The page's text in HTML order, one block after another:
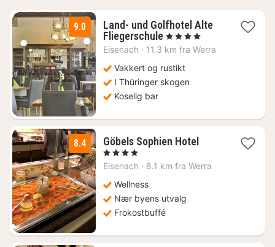
9.0
Land- und Golfhotel Alte
Fliegerschule1
natt
814
kr.
, 4 Stjerner
Eisenach · 11.3 km fra Werra
Vakkert og rustikt
I Thüringer skogen
Koselig bar
8.4 Göbels Sophien Hotel1
fra
, 4 Stjerner
Eisenach · 8.1 km fra Werra
Wellness
Nær byens utvalg
Frokostbuffé